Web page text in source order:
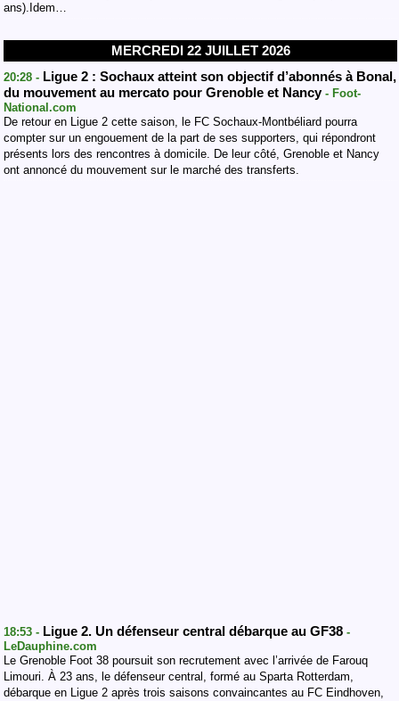
ans).Idem…
MERCREDI 22 JUILLET 2026
20:28 - Ligue 2 : Sochaux atteint son objectif d’abonnés à Bonal,
du mouvement au mercato pour Grenoble et Nancy - Foot-
National.com
De retour en Ligue 2 cette saison, le FC Sochaux-Montbéliard pourra
compter sur un engouement de la part de ses supporters, qui répondront
présents lors des rencontres à domicile. De leur côté, Grenoble et Nancy
ont annoncé du mouvement sur le marché des transferts.
18:53 - Ligue 2. Un défenseur central débarque au GF38 -
LeDauphine.com
Le Grenoble Foot 38 poursuit son recrutement avec l’arrivée de Farouq
Limouri. À 23 ans, le défenseur central, formé au Sparta Rotterdam,
débarque en Ligue 2 après trois saisons convaincantes au FC Eindhoven,